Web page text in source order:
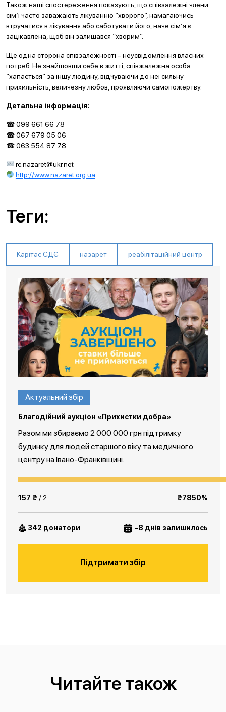
Також наші спостереження показують, що співзалежні члени
сім’ї часто заважають лікуванню “хворого”, намагаючись
втручатися в лікування або саботувати його, наче сім’я є
зацікавлена, щоб він залишався “хворим”.
Ще одна сторона співзалежності – неусвідомлення власних
потреб. Не знайшовши себе в житті, співжалежна особа
“хапається” за іншу людину, відчуваючи до неї сильну
прихильність, величезну любов, проявляючи самопожертву.
Детальна інформація:
☎ 099 661 66 78
☎ 067 679 05 06
☎ 063 554 87 78
rc.nazaret@ukr.net
http://www.nazaret.org.ua
Теги:
Карітас СДЄ назарет реабілітаційний центр
Актуальний збір
Благодійний аукціон «Прихистки добра»
Разом ми збираємо 2 000 000 грн підтримку
будинку для людей старшого віку та медичного
центру на Івано-Франківщині.
157 ₴ / 2 ₴7850%
342 донатори -8 днів залишилось
Підтримати збір
Читайте також